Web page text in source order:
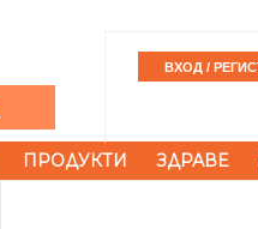
ПРОДУКТИ ЗДРАВЕ